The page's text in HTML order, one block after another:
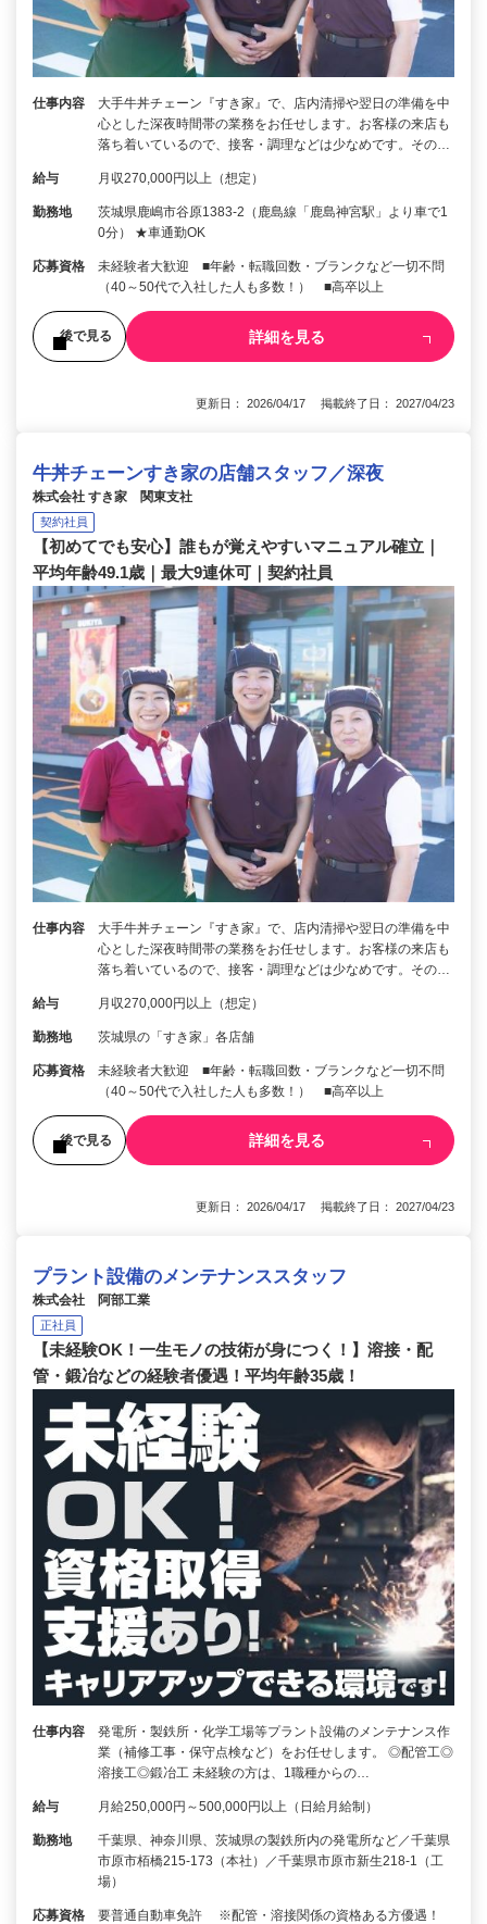
仕事内容
大手牛丼チェーン『すき家』で、店内清掃や翌日の準備を中
心とした深夜時間帯の業務をお任せします。お客様の来店も
落ち着いているので、接客・調理などは少なめです。その…
給与 月収270,000円以上（想定）
勤務地
茨城県鹿嶋市谷原1383-2（鹿島線「鹿島神宮駅」より車で1
0分） ★車通勤OK
応募資格
未経験者大歓迎 ■年齢・転職回数・ブランクなど一切不問
（40～50代で入社した人も多数！） ■高卒以上
後で見る 詳細を見る
更新日： 2026/04/17 掲載終了日： 2027/04/23
牛丼チェーンすき家の店舗スタッフ／深夜
株式会社 すき家 関東支社
契約社員
【初めてでも安心】誰もが覚えやすいマニュアル確立｜
平均年齢49.1歳｜最大9連休可｜契約社員
仕事内容
大手牛丼チェーン『すき家』で、店内清掃や翌日の準備を中
心とした深夜時間帯の業務をお任せします。お客様の来店も
落ち着いているので、接客・調理などは少なめです。その…
給与 月収270,000円以上（想定）
勤務地 茨城県の「すき家」各店舗
応募資格
未経験者大歓迎 ■年齢・転職回数・ブランクなど一切不問
（40～50代で入社した人も多数！） ■高卒以上
後で見る 詳細を見る
更新日： 2026/04/17 掲載終了日： 2027/04/23
プラント設備のメンテナンススタッフ
株式会社 阿部工業
正社員
【未経験OK！一生モノの技術が身につく！】溶接・配
管・鍛冶などの経験者優遇！平均年齢35歳！
仕事内容
発電所・製鉄所・化学工場等プラント設備のメンテナンス作
業（補修工事・保守点検など）をお任せします。 ◎配管工◎
溶接工◎鍛冶工 未経験の方は、1職種からの…
給与 月給250,000円～500,000円以上（日給月給制）
勤務地
千葉県、神奈川県、茨城県の製鉄所内の発電所など／千葉県
市原市栢橋215-173（本社）／千葉県市原市新生218-1（工
場）
応募資格 要普通自動車免許 ※配管・溶接関係の資格ある方優遇！